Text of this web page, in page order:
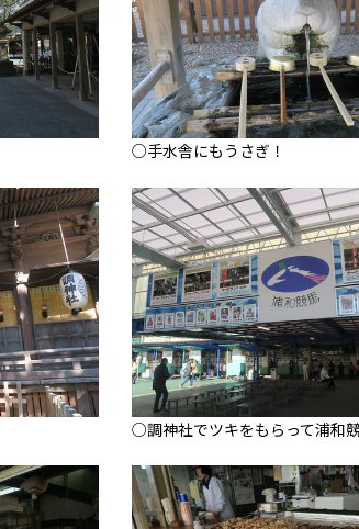
○手水舎にもうさぎ！
○調神社でツキをもらって浦和